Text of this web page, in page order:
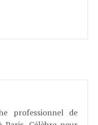
professionnel de